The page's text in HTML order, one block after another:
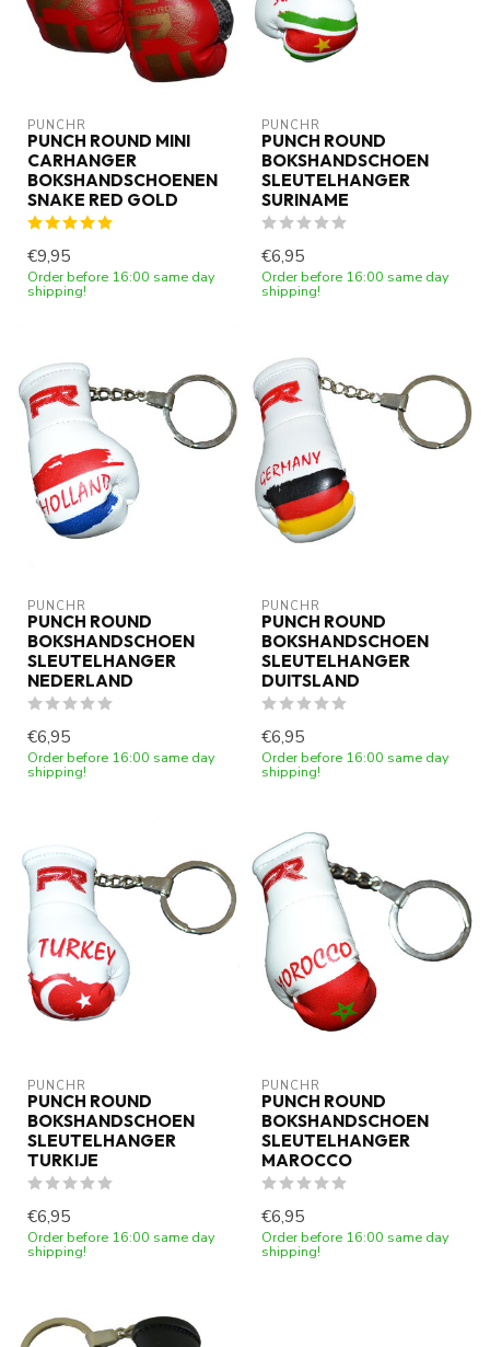
PUNCHR
PUNCH ROUND MINI
CARHANGER
BOKSHANDSCHOENEN
SNAKE RED GOLD
€9,95
Order before 16:00 same day
shipping!
PUNCHR
PUNCH ROUND
BOKSHANDSCHOEN
SLEUTELHANGER
SURINAME
€6,95
Order before 16:00 same day
shipping!
PUNCHR
PUNCH ROUND
BOKSHANDSCHOEN
SLEUTELHANGER
NEDERLAND
€6,95
Order before 16:00 same day
shipping!
PUNCHR
PUNCH ROUND
BOKSHANDSCHOEN
SLEUTELHANGER
DUITSLAND
€6,95
Order before 16:00 same day
shipping!
PUNCHR
PUNCH ROUND
BOKSHANDSCHOEN
SLEUTELHANGER
TURKIJE
€6,95
Order before 16:00 same day
shipping!
PUNCHR
PUNCH ROUND
BOKSHANDSCHOEN
SLEUTELHANGER
MAROCCO
€6,95
Order before 16:00 same day
shipping!